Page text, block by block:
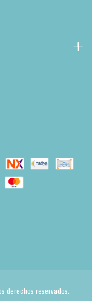
derechos reservados.